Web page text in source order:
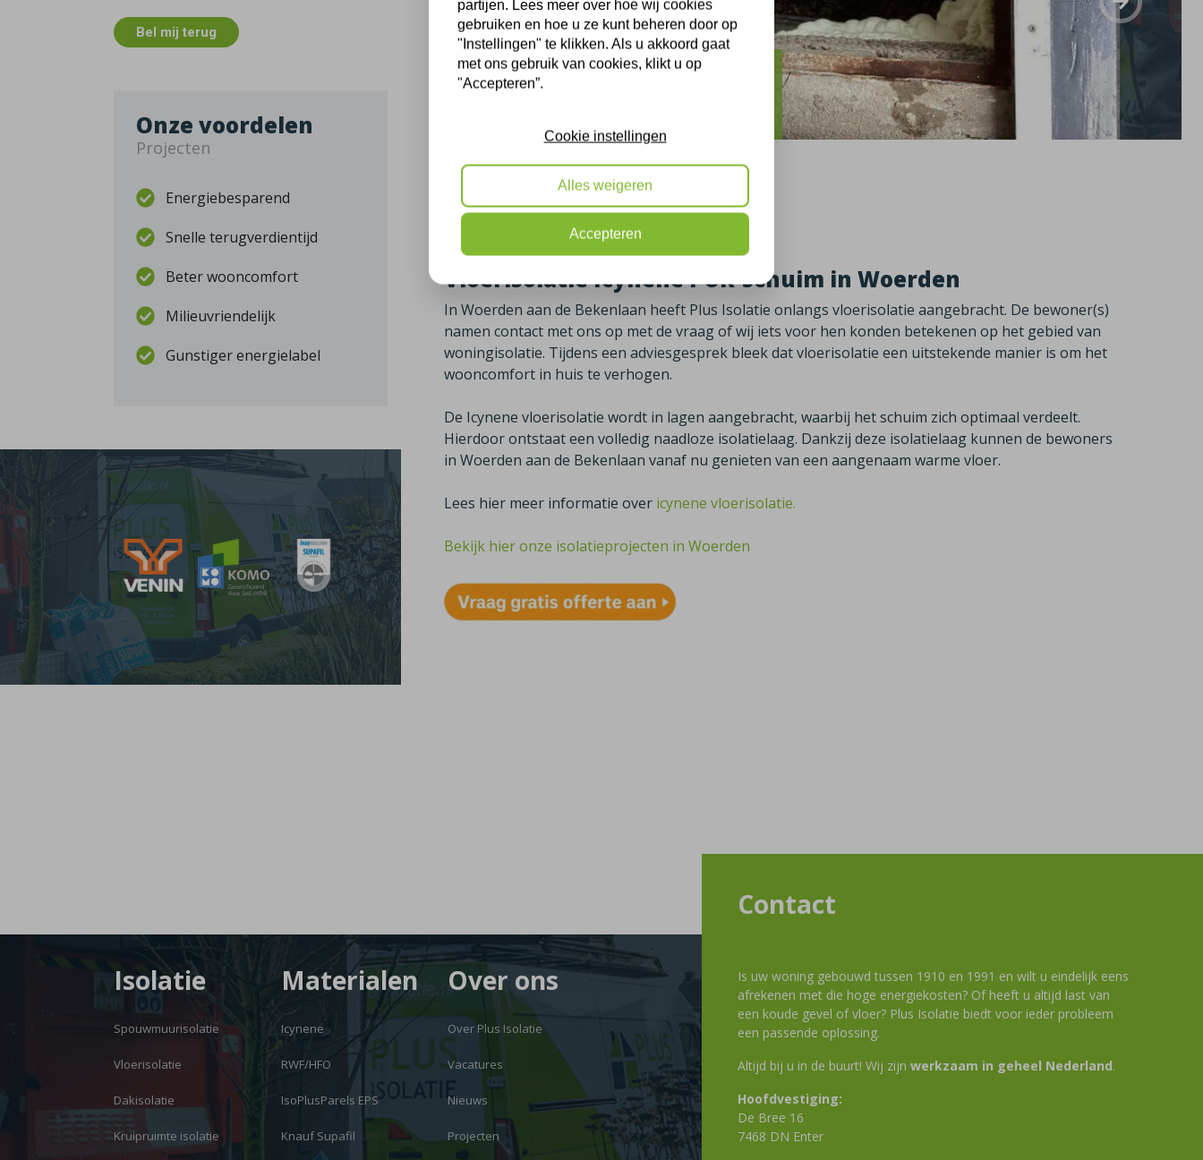
Bel mij terug
Onze voordelen
Projecten
Energiebesparend
Snelle terugverdientijd
Beter wooncomfort
Milieuvriendelijk
Gunstiger energielabel
Woerden
Woerden, 12-01-2026
Vloerisolatie Icynene PUR-schuim in Woerden
In Woerden aan de Bekenlaan heeft Plus Isolatie onlangs vloerisolatie aangebracht. De bewoner(s)
namen contact met ons op met de vraag of wij iets voor hen konden betekenen op het gebied van
woningisolatie. Tijdens een adviesgesprek bleek dat vloerisolatie een uitstekende manier is om het
wooncomfort in huis te verhogen.
De Icynene vloerisolatie wordt in lagen aangebracht, waarbij het schuim zich optimaal verdeelt.
Hierdoor ontstaat een volledig naadloze isolatielaag. Dankzij deze isolatielaag kunnen de bewoners
in Woerden aan de Bekenlaan vanaf nu genieten van een aangenaam warme vloer.
Lees hier meer informatie over icynene vloerisolatie.
Bekijk hier onze isolatieprojecten in Woerden
Isolatie
Spouwmuurisolatie
Vloerisolatie
Dakisolatie
Kruipruimte isolatie
Materialen
Icynene
RWF/HFO
IsoPlusParels EPS
Knauf Supafil
Over ons
Over Plus Isolatie
Vacatures
Nieuws
Projecten
Contact
Is uw woning gebouwd tussen 1910 en 1991 en wilt u eindelijk eens
afrekenen met die hoge energiekosten? Of heeft u altijd last van
een koude gevel of vloer? Plus Isolatie biedt voor ieder probleem
een passende oplossing.
Altijd bij u in de buurt! Wij zijn werkzaam in geheel Nederland.
Hoofdvestiging:
De Bree 16
7468 DN Enter
partijen. Lees meer over hoe wij cookies
gebruiken en hoe u ze kunt beheren door op
"Instellingen" te klikken. Als u akkoord gaat
met ons gebruik van cookies, klikt u op
"Accepteren”.
Cookie instellingen
Alles weigeren
Accepteren